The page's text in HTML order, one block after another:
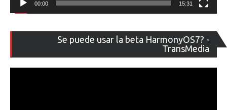
00:00 15:31
Se puede usar la beta HarmonyOS7? -
TransMedia
de